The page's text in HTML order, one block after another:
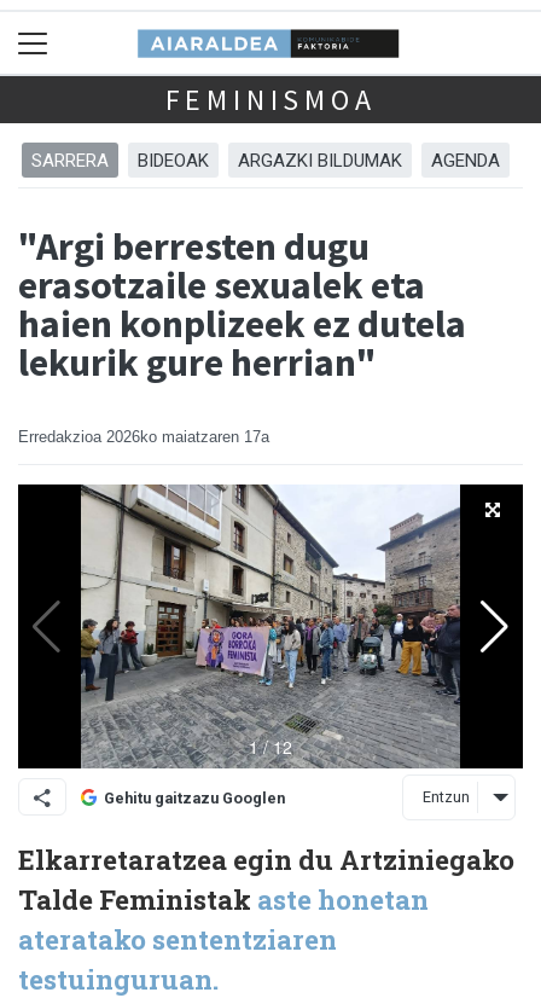
FEMINISMOA
SARRERA BIDEOAK ARGAZKI BILDUMAK AGENDA
"Argi berresten dugu
erasotzaile sexualek eta
haien konplizeek ez dutela
lekurik gure herrian"
Erredakzioa 2026ko maiatzaren 17a
Gehitu gaitzazu Googlen Entzun
Elkarretaratzea egin du Artziniegako
Talde Feministak aste honetan
ateratako sententziaren
testuinguruan.